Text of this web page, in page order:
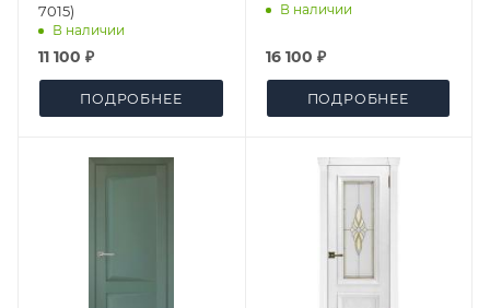
7015)
В наличии
11 100 ₽
ПОДРОБНЕЕ
В наличии
16 100 ₽
ПОДРОБНЕЕ